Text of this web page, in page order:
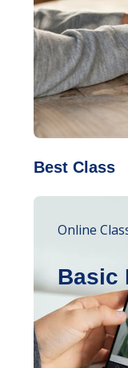
Best Class
Online
Basic